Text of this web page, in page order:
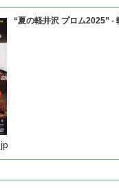
“夏の軽井沢 プロム2025” -